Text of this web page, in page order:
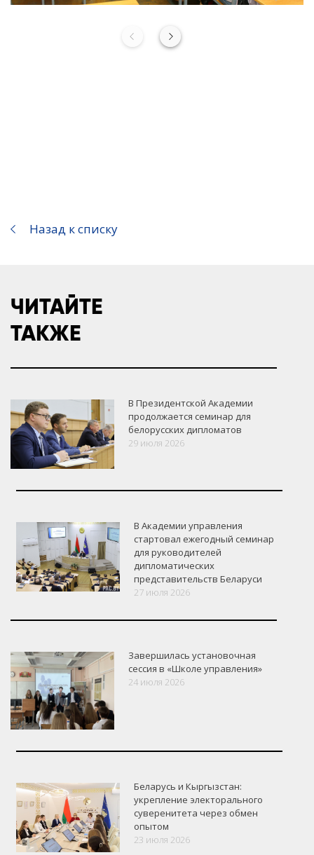
VK Google+ Facebook
Назад к списку
ЧИТАЙТЕ
ТАКЖЕ
В Президентской Академии
продолжается семинар для
белорусских дипломатов
29 июля 2026
В Академии управления
стартовал ежегодный семинар
для руководителей
дипломатических
представительств Беларуси
27 июля 2026
Завершилась установочная
сессия в «Школе управления»
24 июля 2026
Беларусь и Кыргызстан:
укрепление электорального
суверенитета через обмен
опытом
23 июля 2026